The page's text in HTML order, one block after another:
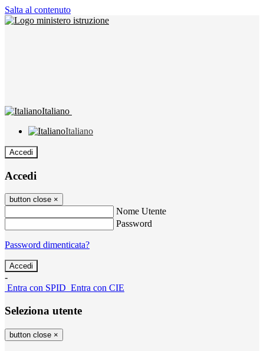
Salta al contenuto
Italiano
Italiano
Accedi
Accedi
button close ×
Nome Utente
Password
Password dimenticata?
-
Entra con SPID Entra con CIE
Seleziona utente
button close ×